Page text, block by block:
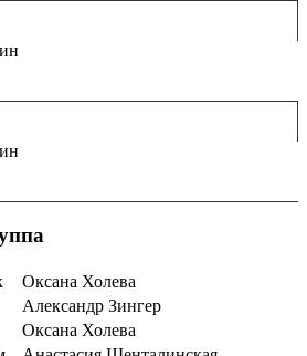
Оксана Холева
Александр Зингер
Оксана Холева